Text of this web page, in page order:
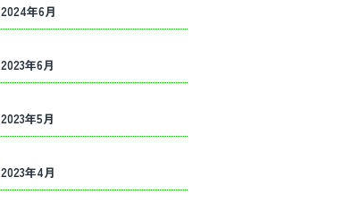
2024年6月
2023年6月
2023年5月
2023年4月